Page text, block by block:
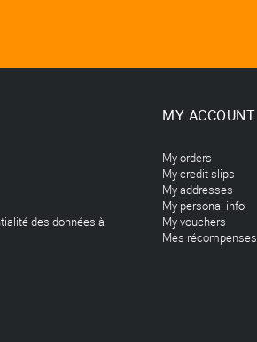
des données à
MY ACCOUNT
My orders
My credit slips
My addresses
My personal info
My vouchers
Mes récompenses